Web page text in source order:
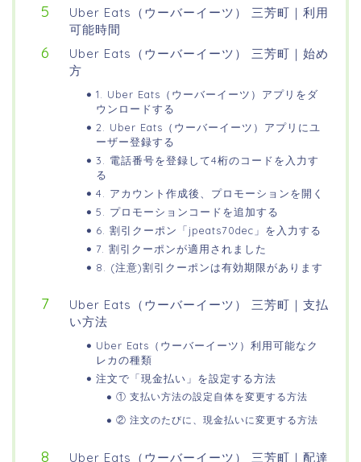
Uber Eats（ウーバーイーツ） 三芳町｜利用
可能時間
Uber Eats（ウーバーイーツ） 三芳町｜始め
方
1. Uber Eats（ウーバーイーツ）アプリをダ
ウンロードする
2. Uber Eats（ウーバーイーツ）アプリにユ
ーザー登録する
3. 電話番号を登録して4桁のコードを入力す
る
4. アカウント作成後、プロモーションを開く
5. プロモーションコードを追加する
6. 割引クーポン「jpeats70dec」を入力する
7. 割引クーポンが適用されました
8. (注意)割引クーポンは有効期限があります
Uber Eats（ウーバーイーツ） 三芳町｜支払
い方法
Uber Eats（ウーバーイーツ）利用可能なク
レカの種類
注文で「現金払い」を設定する方法
① 支払い方法の設定自体を変更する方法
② 注文のたびに、現金払いに変更する方法
Uber Eats（ウーバーイーツ） 三芳町｜配達